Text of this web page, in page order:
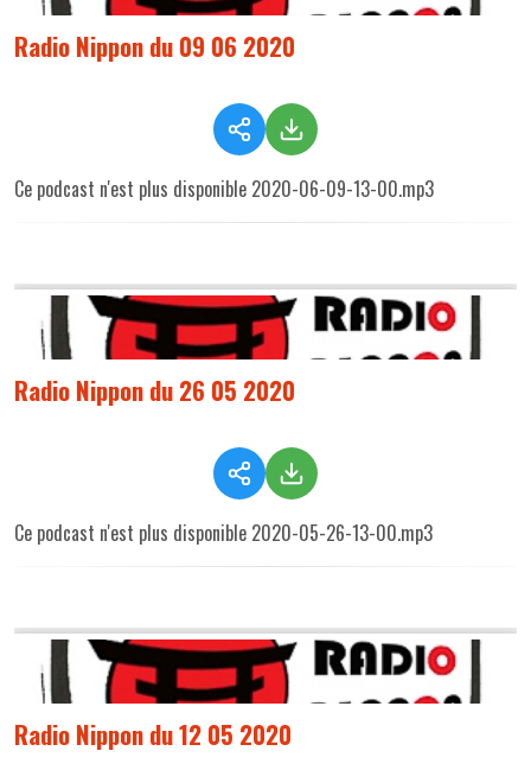
Radio Nippon du 09 06 2020
Ce podcast n'est plus disponible 2020-06-09-13-00.mp3
Radio Nippon du 26 05 2020
Ce podcast n'est plus disponible 2020-05-26-13-00.mp3
Radio Nippon du 12 05 2020